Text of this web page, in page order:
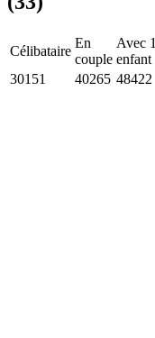
Célibataire
En
couple
Avec 1
enfant
30151
40265 48422